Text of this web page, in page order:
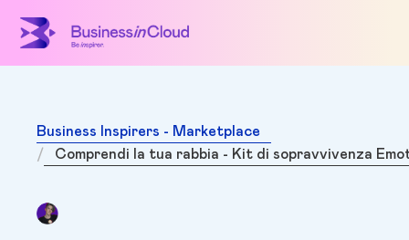
Business Inspirers - Marketplace
Comprendi la tua rabbia - Kit di sopravvivenza